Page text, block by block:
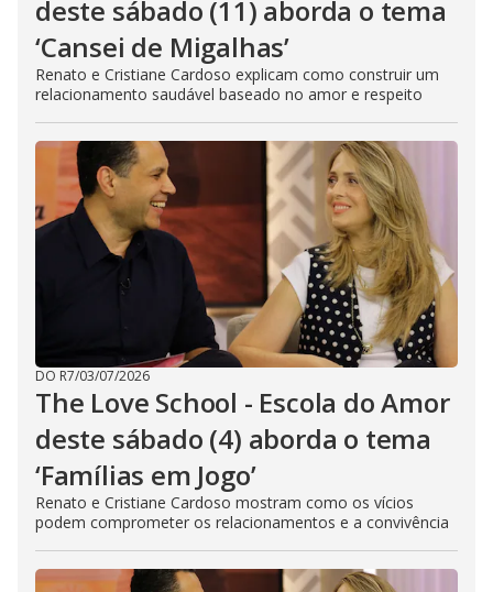
deste sábado (11) aborda o tema
‘Cansei de Migalhas’
Renato e Cristiane Cardoso explicam como construir um
relacionamento saudável baseado no amor e respeito
DO R7/03/07/2026
The Love School - Escola do Amor
deste sábado (4) aborda o tema
‘Famílias em Jogo’
Renato e Cristiane Cardoso mostram como os vícios
podem comprometer os relacionamentos e a convivência